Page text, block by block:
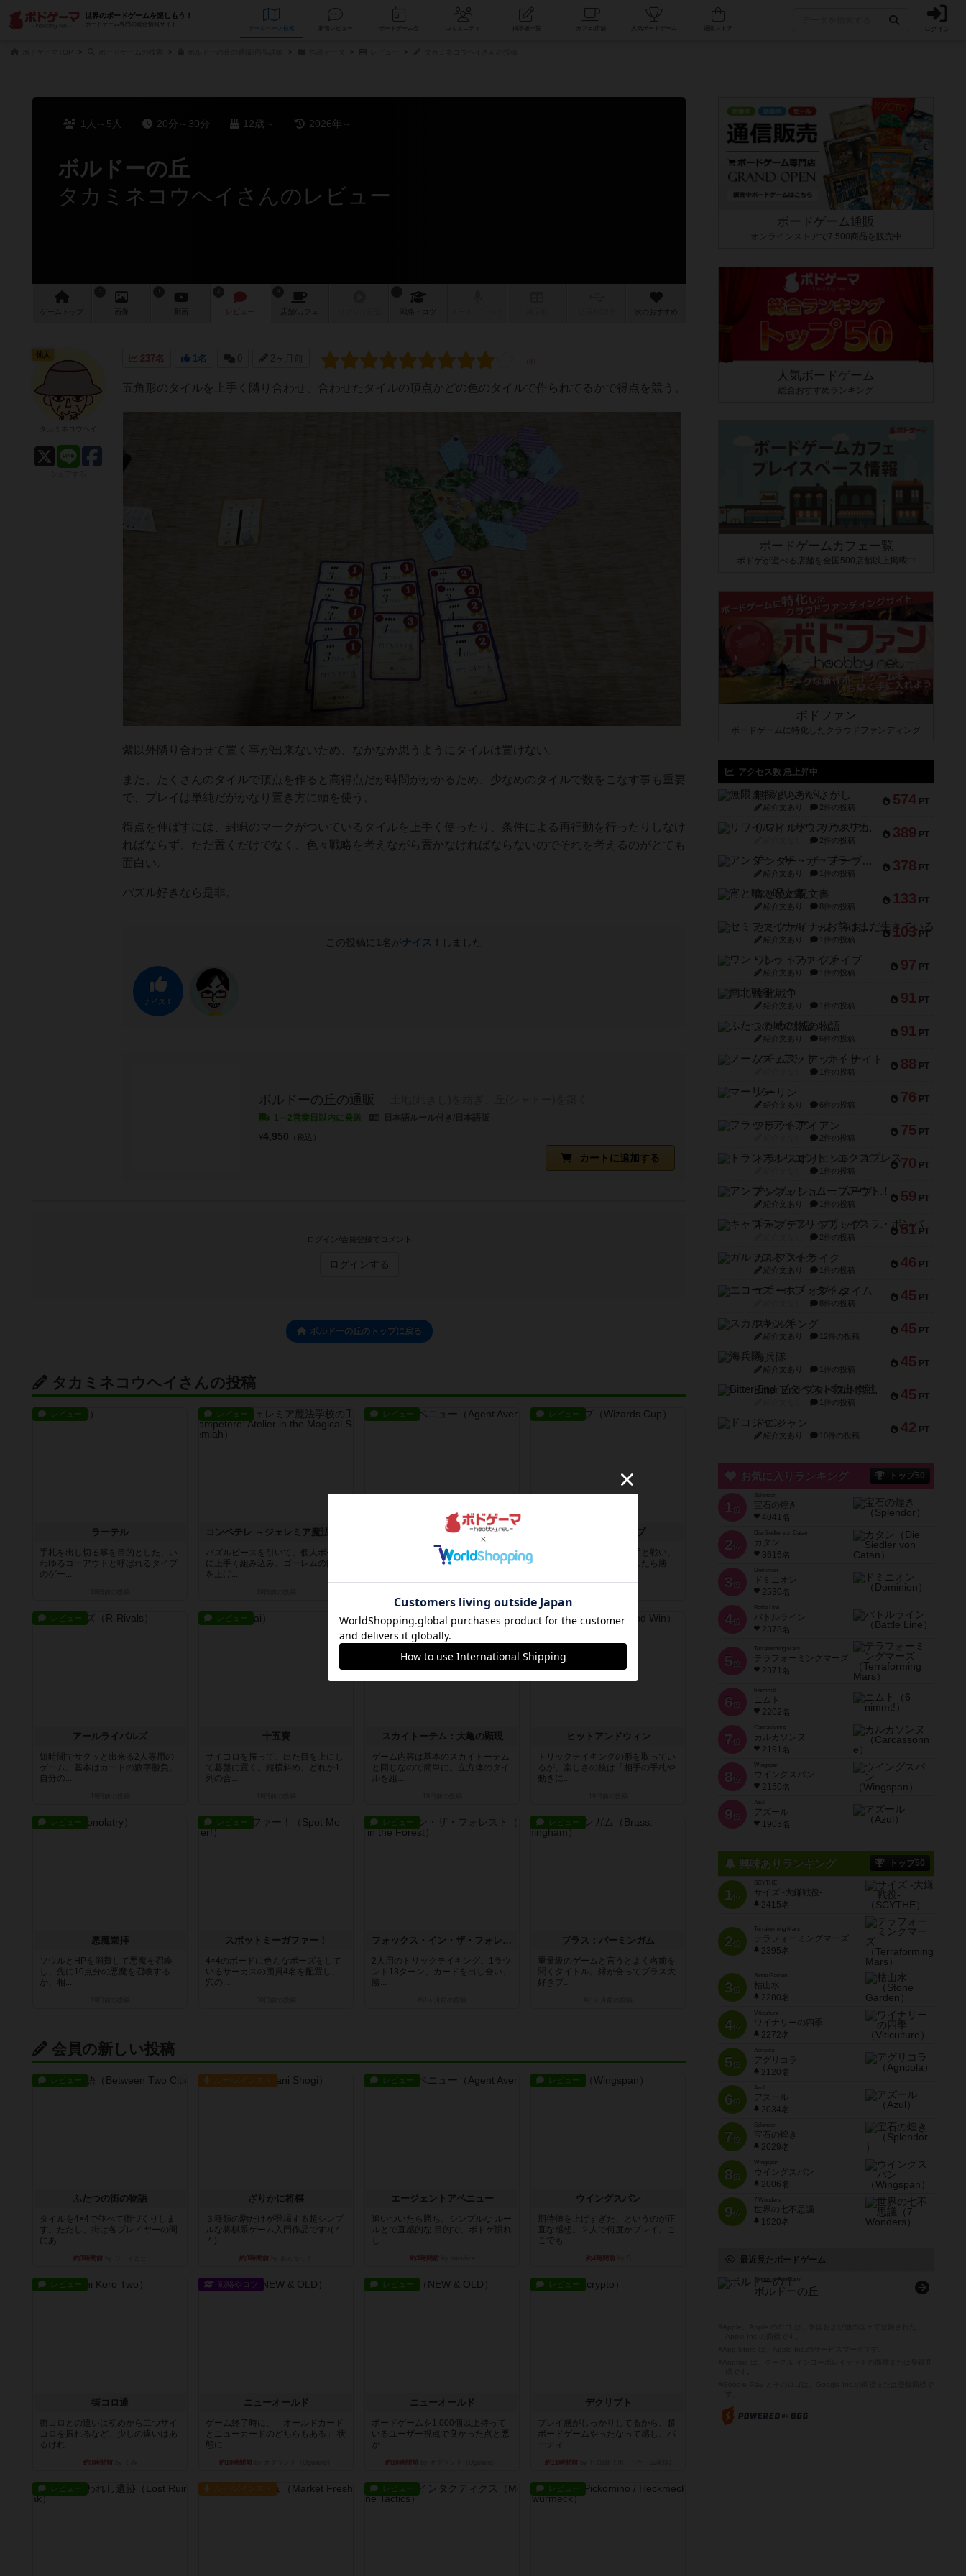
世界のボードゲームを楽しもう！
ボードゲーム専門の総合情報サイト
データベース コミュニティ 人気ボードゲーム ログイン
1人～5人 20分～30分 12歳～ 2026年～
ボルドーの丘
タカミネコウヘイさんのレビュー
ゲーム 画像 レビュー 店舗/ カフェ 戦略 次のおすすめ
237名 1名 0 2ヶ月前
五角形のタイルを上手く隣り合わせ、合わせたタイルの頂点かどの色のタイルで作られてるかで得点を競う。
紫以外隣り合わせて置く事が出来ないため、なかなか思うようにタイルは置けない。
また、たくさんのタイルで頂点を作ると高得点だが時間がかかるため、少なめのタイルで数をこなす事も重要
で、プレイは単純だがかなり置き方に頭を使う。
得点を伸ばすには、封蝋のマークがついているタイルを上手く使ったり、条件による再行動を行ったりしなけ
ればならず、ただ置くだけでなく、色々戦略を考えながら置かなければならないのでそれを考えるのがとても
面白い。
パズル好きなら是非。
この投稿に 1 名がナイス！ しました
ナイス！
ボルドーの丘の通販
1～2営業日以内に発送
カートに追加する
¥4,950 （税込）
仙人
ログイン/会員登録でコメント
ログインする
ボルドーの丘のトップに戻る
タカミネコウヘイさんの投稿
レビュー
ラーテル
手札を出し切る事を目的とした、い
わゆるゴーアウトと呼ばれるタイプ
のゲー...
レビュー
パズルピースを引いて、個人ボード
に上手く組み込み、ゴーレムの能力
を上げ...
レビュー
エージェントアベニュー
カードを使った双六のようなゲー
ム。先に相手の駒に追いつくか追い
レビュー
ウィザーズカップ
自分のデッキを作って相手と戦い、
先に相手のデッキを無くしたら勝
レビュー
アールライバルズ
短時間でサクッと出来る2人専用の
ゲーム。基本はカードの数字勝負。
自分の...
レビュー
十五賽
サイコロを振って、出た目を上にし
て碁盤に置く。縦横斜め、どれか1
列の合...
レビュー
スカイトーテム：大亀の顕現
ゲーム内容は基本のスカイトーテム
と同じなので簡単に。立方体のタイ
ルを組...
レビュー
ヒットアンドウィン
トリックテイキングの形を取ってい
るが、楽しさの核は「相手の手札や
動きに...
レビュー
悪魔崇拝
ソウルとHPを消費して悪魔を召喚
し、先に10点分の悪魔を召喚する
か、相...
レビュー
スポットミーガファー！
4×4のボードに色んなポーズをして
いるサーカスの団員4名を配置し、
穴の...
レビュー
フォックス・イン・ザ・フォレスト
2人用のトリックテイキング。1ラウ
ンド13ターン、カードを出し合い、
勝...
レビュー
ブラス：バーミンガム
重量級のゲームと言うとよく名前を
聞くタイトル。縁が合ってブラス大
好きプ...
会員の新しい投稿
レビュー
ふたつの街の物語
タイルを4×4で並べて街づくりしま
す。ただし、街は各プレイヤーの間
にあ...
約3時間前
ルール/インスト
ざりかに将棋
３種類の駒だけが登場する超シンプ
ルな将棋系ゲーム入門作品です♪(＾
＾)...
約3時間前
レビュー
エージェントアベニュー
追いついたら勝ち。シンプルな ルー
ルとで直感的な 目的で、ボドゲ慣れ
し...
約3時間前
レビュー
ウイングスパン
期待値を上げすぎた、というのが正
直な感想。２人で何度かプレイ。こ
こでも...
約4時間前
レビュー
街コロ通
街コロとの違いは初めから二つサイ
コロを振れるなど、少しの違いはあ
るけれ...
約9時間前
戦略やコツ
ニューオールド
ゲーム終了時に、「オールドカード
とニューカードのどちらもある」 状
態に...
約10時間前
レビュー
ニューオールド
ボードゲームを1,000個以上持って
いるユーザー視点で良かった点と悪
か...
約10時間前
レビュー
デクリプト
プレイ感がしっかりしてるから、超
ボードゲームやったなって感じ。パ
ーティ...
約11時間前
レビュー ルール/インスト レビュー レビュー
ボードゲーム通販
オンラインストアで7,500商品を販売中
人気ボードゲーム
総合おすすめランキング
ボードゲームカフェ一覧
ボドゲが遊べる店舗を全国500店舗以上掲載中
ボドファン
ボードゲームに特化したクラウドファンディング
アクセス数 急上昇中
574 PT
無限まちがいさがし
紹介文あり 2件の投稿
389 PT
リワイルド：サウスアメリカ
2件の投稿
378 PT
アンダー・ザ・テーブラー
紹介文あり 1件の投稿
133 PT
宵と暁の呪文書
紹介文あり 8件の投稿
103 PT
セミファイナル ～お前はまだ生きている～
紹介文あり 1件の投稿
97 PT
ワン・トゥ・ファイブ
紹介文あり 1件の投稿
91 PT
南北戦争
紹介文あり 1件の投稿
91 PT
ふたつの城の物語
紹介文あり 6件の投稿
88 PT
ノームズ・アット・ナイト
1件の投稿
76 PT
マーリン
紹介文あり 6件の投稿
75 PT
フラットアイアン
2件の投稿
70 PT
トランスオリエント・エクスプレス
1件の投稿
59 PT
アンブッシュ！：ムーブアウト！
紹介文あり 1件の投稿
51 PT
キャプテン・フリップ：イスラ・ボンバ
2件の投稿
46 PT
ガルフストライク
紹介文あり 1件の投稿
45 PT
エコーズ・オブ・タイム
8件の投稿
45 PT
スカルキング
紹介文あり 12件の投稿
45 PT
海兵隊
紹介文あり 1件の投稿
45 PT
Bitter End ブタペスト救出作戦
1件の投稿
42 PT
ドコジャン
紹介文あり 10件の投稿
お気に入りランキング トップ50
1 位
宝石の煌き
4041名
2 位
Die Siedler von Catan
カタン
3616名
3 位
ドミニオン
2530名
4位
Battle Line
バトルライン
2378名
5 位
Terraforming Mars
テラフォーミングマーズ
2371名
6 位
ニムト
2202名
7 位
Carcassonne
カルカソンヌ
2191名
8 位
Wingspan
ウイングスパン
2150名
9 位
Azul
アズール
1903名
興味ありランキング トップ50
1位
SCYTHE
サイズ -大鎌戦役-
2415名
2位
Terraforming Mars
テラフォーミングマーズ
2395名
3位
Stone Garden
枯山水
2280名
4位
Viticulture
ワイナリーの四季
2272名
5位
Agricola
アグリコラ
2120名
6位
Azul
アズール
2034名
7位
宝石の煌き
2029名
8位
Wingspan
ウイングスパン
2006名
9位
7 Wonders
世界の七不思議
1920名
最近見たボードゲーム
Slopes of Bordeaux
ボルドーの丘